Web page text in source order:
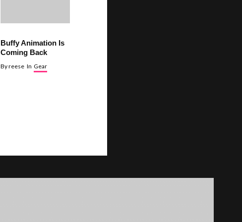
Buffy Animation Is
Coming Back
Byreese In Gear